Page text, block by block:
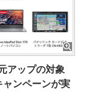
アップの対象
ンペーンが実